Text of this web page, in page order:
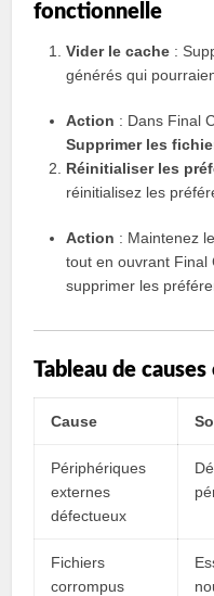
fonctionnelle
Vider le cache :
générés qui
Action : Dans Final
Supprimer les
Réinitialiser les
réinitialisez les
Action : Maintenez
tout en ouvrant Final
supprimer les
Tableau de
Cause
Périphériques
externes
défectueux
Fichiers
corrompus